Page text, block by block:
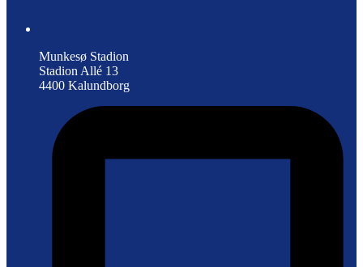
Munkesø Stadion
Stadion Allé 13
4400 Kalundborg